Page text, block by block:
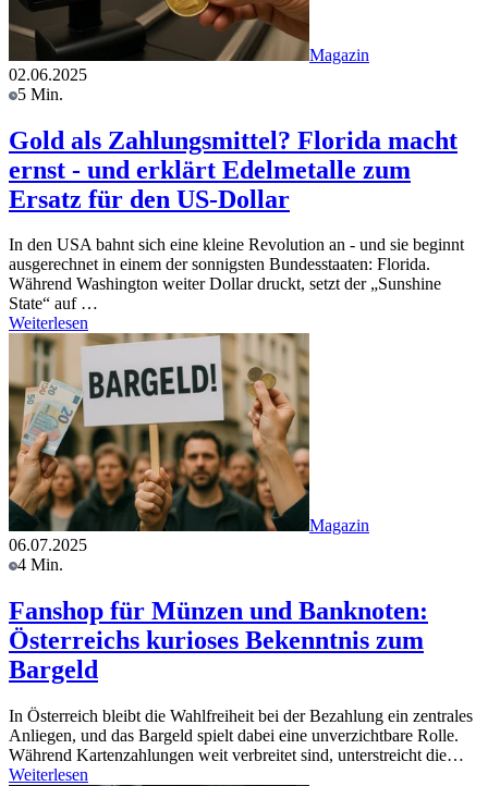
Magazin
02.06.2025
5 Min.
Gold als Zahlungsmittel? Florida macht
ernst - und erklärt Edelmetalle zum
Ersatz für den US-Dollar
In den USA bahnt sich eine kleine Revolution an - und sie beginnt
ausgerechnet in einem der sonnigsten Bundesstaaten: Florida.
Während Washington weiter Dollar druckt, setzt der „Sunshine
State“ auf …
Weiterlesen
Magazin
06.07.2025
4 Min.
Fanshop für Münzen und Banknoten:
Österreichs kurioses Bekenntnis zum
Bargeld
In Österreich bleibt die Wahlfreiheit bei der Bezahlung ein zentrales
Anliegen, und das Bargeld spielt dabei eine unverzichtbare Rolle.
Während Kartenzahlungen weit verbreitet sind, unterstreicht die…
Weiterlesen